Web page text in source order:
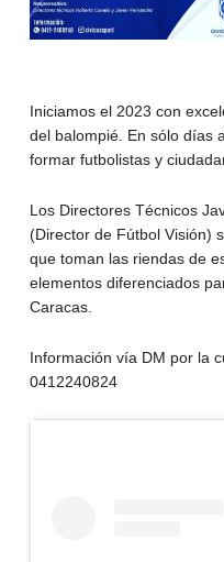
Iniciamos el 2023 con
del balompié. En sólo días
formar futbolistas y
Los Directores Técnicos
(Director de Fútbol Visión)
que toman las riendas de
elementos diferenciados
Caracas.
Información vía DM por la
0412240824